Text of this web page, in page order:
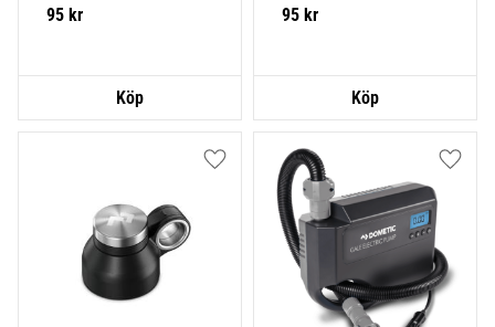
95 kr 95 kr
Lägg till i favoriter Lägg